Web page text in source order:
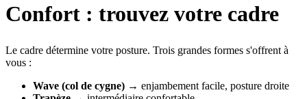
Confort : trouvez votre cadre
Le cadre détermine votre posture. Trois grandes formes s'offrent à
vous :
Wave (col de cygne) → enjambement facile, posture droite